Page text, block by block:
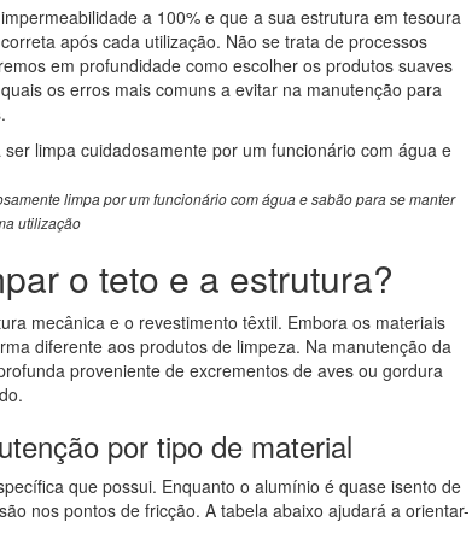
a 100% e que a sua estrutura em tesoura
após cada utilização. Não se trata de processos
em profundidade como escolher os produtos suaves
os erros mais comuns a evitar na manutenção para
limpa por um funcionário com água e sabão para se manter
utilização
o teto e a estrutura?
mecânica e o revestimento têxtil. Embora os materiais
diferente aos produtos de limpeza. Na manutenção da
proveniente de excrementos de aves ou gordura
por tipo de material
que possui. Enquanto o alumínio é quase isento de
nos pontos de fricção. A tabela abaixo ajudará a orientar-